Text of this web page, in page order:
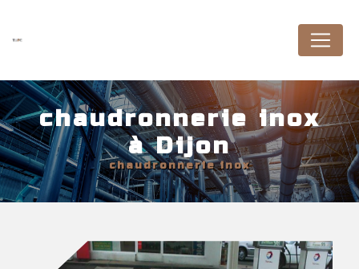
chaudronnerie inox
à Dijon
chaudronnerie inox